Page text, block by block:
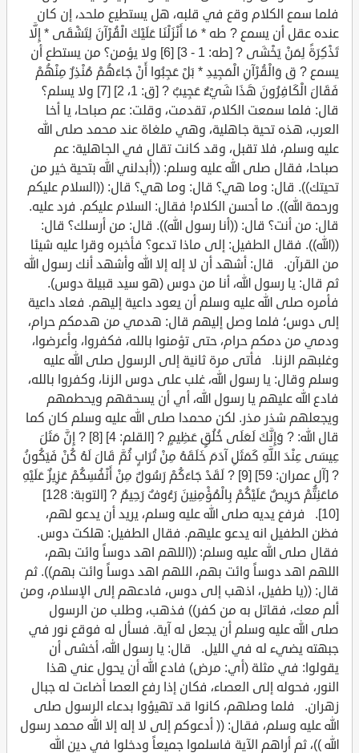
فلما سمع الكلام وقع في قلبه، هل يستطيع ملحد، إن كان
عنده عقل أن يسمع ? طه * مَا أَنْزَلْنَا عَلَيْكَ الْقُرْآنَ لِتَشْقَى * إِلَّا
تَذْكِرَةً لِمَنْ يَخْشَى ? [طه: 1 - 3] [6] ولا يؤمن؟ من يستطع أن
يسمع ? ق وَالْقُرْآنِ الْمَجِيدِ * بَلْ عَجِبُوا أَنْ جَاءَهُمْ مُنْذِرٌ مِنْهُمْ
فَقَالَ الْكَافِرُونَ هَذَا شَيْءٌ عَجِيبٌ ? [ق: 1، 2] [7] ولا يسلم؟
قال: فلما سمعت الكلام، تقدمت، وقلت: عم صباحا، يا أخا
العرب، هذه تحية جاهلية، وهي ملغاة عند محمد صلى الله
عليه وسلم، فلا تقبل، وقد كانت تقال في الجاهلية: عم
صباحا، فقال صلى الله عليه وسلم: ((أبدلني الله بتحية خير من
تحيتك)). قال: وما هي؟ قال: وما هي؟ قال: ((السلام عليكم
ورحمة الله)). ما أحسن الكلام! فقال: السلام عليكم. فرد عليه.
قال: من أنت؟ قال: ((أنا رسول الله)). قال: من أرسلك؟ قال:
((الله)). فقال الطفيل: إلى ماذا تدعو؟ فأخبره وقرا عليه شيئا
من القرآن. قال: أشهد أن لا إله إلا الله وأشهد أنك رسول الله
ثم قال: يا رسول الله، أنا من دوس (هو سيد قبيلة دوس).
فأمره صلى الله عليه وسلم أن يعود داعية إليهم. فعاد داعية
إلى دوس؛ فلما وصل إليهم قال: هدمي من هدمكم حرام،
ودمي من دمكم حرام، حتى تؤمنوا بالله، فكفروا، وأعرضوا،
وغلبهم الزنا. فأتى مرة ثانية إلى الرسول صلى الله عليه
وسلم وقال: يا رسول الله، غلب على دوس الزنا، وكفروا بالله،
فادع الله عليهم يا رسول الله، أي أن يسحقهم ويحطمهم
ويجعلهم شذر مذر. لكن محمدا صلى الله عليه وسلم كان كما
قال الله: ? وَإِنَّكَ لَعَلَى خُلُقٍ عَظِيمٍ ? [القلم: 4] [8] ? إِنَّ مَثَلَ
عِيسَى عِنْدَ اللَّهِ كَمَثَلِ آدَمَ خَلَقَهُ مِنْ تُرَابٍ ثُمَّ قَالَ لَهُ كُنْ فَيَكُونُ
? [آل عمران: 59] [9] ? لَقَدْ جَاءَكُمْ رَسُولٌ مِنْ أَنْفُسِكُمْ عَزِيزٌ عَلَيْهِ
مَاعَنِتُّمْ حَرِيصٌ عَلَيْكُمْ بِالْمُؤْمِنِينَ رَءُوفٌ رَحِيمٌ ? [التوبة: 128]
[10]. فرفع يديه صلى الله عليه وسلم، يريد أن يدعو لهم،
فظن الطفيل انه يدعو عليهم. فقال الطفيل: هلكت دوس.
فقال صلى الله عليه وسلم: ((اللهم اهد دوساً وائت بهم،
اللهم اهد دوساً وائت بهم، اللهم اهد دوساً وائت بهم)). ثم
قال: ((يا طفيل، اذهب إلى دوس، فادعهم إلى الإسلام، ومن
ألم معك، فقاتل به من كفر)) فذهب، وطلب من الرسول
صلى الله عليه وسلم أن يجعل له آية. فسأل له فوقع نور في
جبهته يضيء له في الليل. قال: يا رسول الله، أخشى أن
يقولوا: في مثلة (أي: مرض) فادع الله أن يحول عني هذا
النور، فحوله إلى العصاء، فكان إذا رفع العصا أضاءت له جبال
زهران. فلما وصلهم، كانوا قد تهيؤوا بدعاء الرسول صلى
الله عليه وسلم، فقال: (( أدعوكم إلى لا إله إلا الله محمد رسول
الله ))، ثم أراهم الآية فاسلموا جميعاً ودخلوا في دين الله